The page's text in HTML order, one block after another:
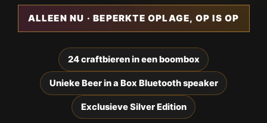
ALLEEN NU · BEPERKTE OPLAGE, OP IS OP
24 craftbieren in een boombox
Unieke Beer in a Box Bluetooth speaker
Exclusieve Silver Edition